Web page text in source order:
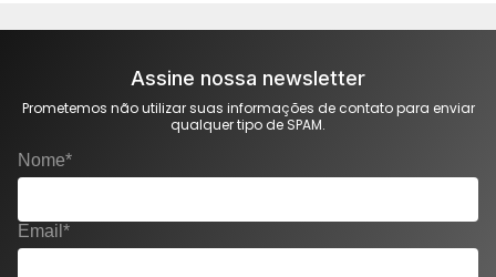
Assine nossa newsletter
Prometemos não utilizar suas informações de contato para enviar
qualquer tipo de SPAM.
Nome*
Email*